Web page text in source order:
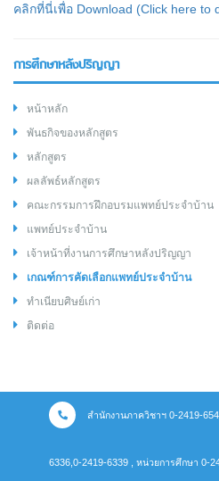
คลิกที่นี่เพื่อ Download (Click here to
การศึกษาหลังปริญญา
หน้าหลัก
พันธกิจของหลักสูตร
หลักสูตร
ผลลัพธ์หลักสูตร
คณะกรรมการฝึกอบรมแพทย์ประจำบ้าน
แพทย์ประจำบ้าน
เจ้าหน้าที่งานการศึกษาหลังปริญญา
เกณฑ์การคัดเลือกแพทย์ประจำบ้าน
ทำเนียบศิษย์เก่า
ติดต่อ
สำนักงานภาควิชาฯ 0-2419-
6336,0-2419-6339 , หน่วยการศึกษา 0-